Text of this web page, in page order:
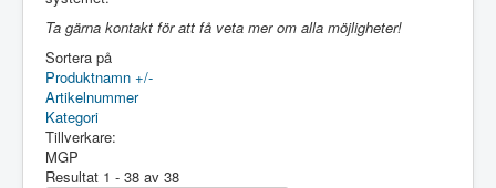
Ta gärna kontakt för att få veta mer om alla möjligheter!
Sortera på
Produktnamn +/-
Artikelnummer
Kategori
Tillverkare:
MGP
Resultat 1 - 38 av 38